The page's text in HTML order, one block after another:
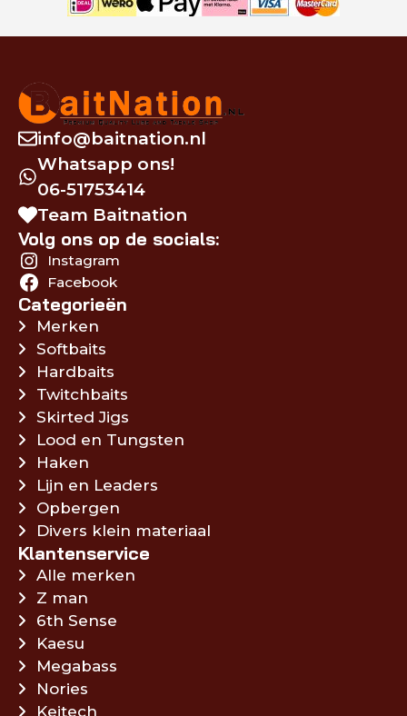
info@baitnation.nl
Whatsapp ons!
06-51753414
Team Baitnation
Volg ons op de socials:
Instagram
Facebook
Categorieën
Merken
Softbaits
Hardbaits
Twitchbaits
Skirted Jigs
Lood en Tungsten
Haken
Lijn en Leaders
Opbergen
Divers klein materiaal
Klantenservice
Alle merken
Z man
6th Sense
Kaesu
Megabass
Nories
Keitech